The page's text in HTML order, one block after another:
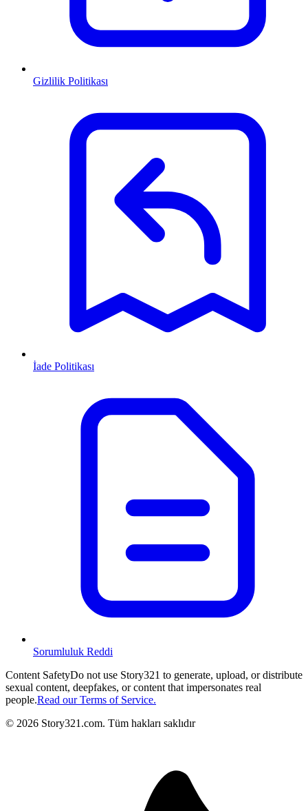
Gizlilik Politikası
İade Politikası
Sorumluluk Reddi
Content SafetyDo not use Story321 to generate, upload, or distribute
sexual content, deepfakes, or content that impersonates real
people.Read our Terms of Service.
© 2026 Story321.com. Tüm hakları saklıdır